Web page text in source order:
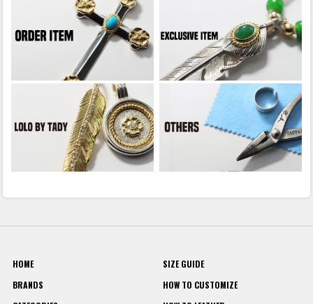
HOME
BRANDS
SIZE GUIDE
HOW TO CUSTOMIZE